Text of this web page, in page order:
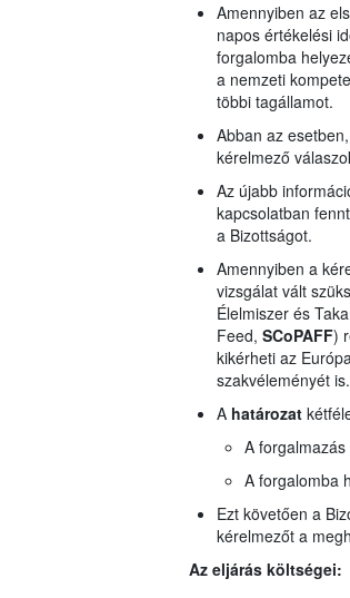
Amennyiben az
napos értékelési
forgalomba
a nemzeti
többi tagállamot.
Abban az
kérelmező
Az újabb
kapcsolatban
a Bizottságot.
Amennyiben a
vizsgálat vált
Élelmiszer és
Feed, SCoPAFF)
kikérheti az
szakvéleményét is.
A határozat
A
A forgalomba
Ezt követően a
kérelmezőt a
Az eljárás költségei: